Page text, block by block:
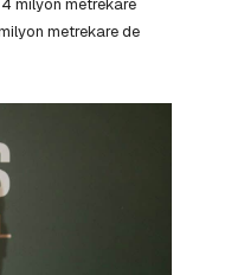
milyon metrekare
metrekare de